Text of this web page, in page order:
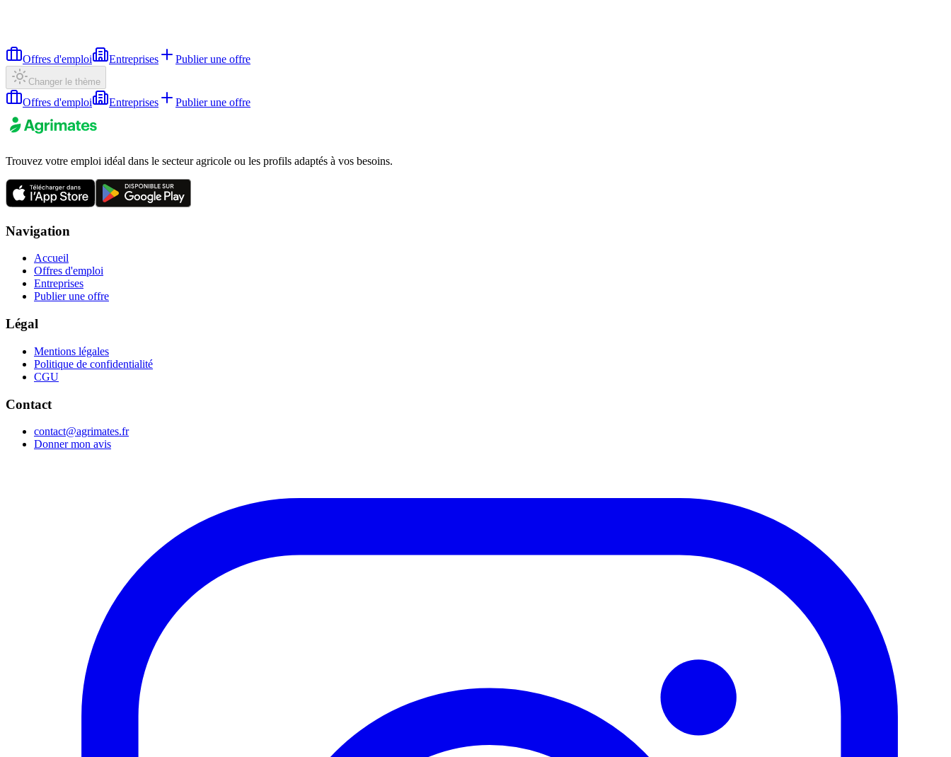
Offres d'emploi Entreprises Publier une offre
Changer le thème
Offres d'emploi Entreprises Publier une offre
Trouvez votre emploi idéal dans le secteur agricole ou les profils adaptés à vos besoins.
Navigation
Accueil
Offres d'emploi
Entreprises
Publier une offre
Légal
Mentions légales
Politique de confidentialité
CGU
Contact
contact@agrimates.fr
Donner mon avis